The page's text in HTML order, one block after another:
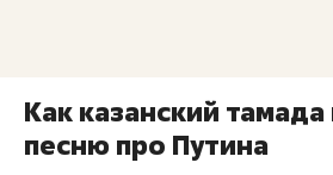
Как казанский тамада
песню про Путина